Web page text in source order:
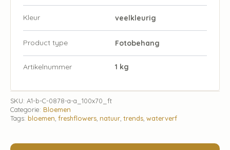
Kleur veelkleurig
Product type Fotobehang
Artikelnummer 1 kg
SKU: A1-b-C-0878-a-a_100x70_ft
Categorie: Bloemen
Tags: bloemen freshflowers natuur trends waterverf